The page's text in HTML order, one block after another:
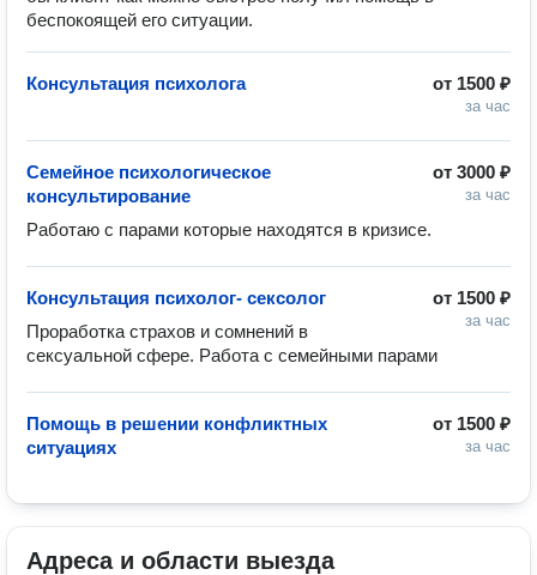
беспокоящей его ситуации.
от 1500 ₽
за час
Консультация психолога
от 3000 ₽
за час
Семейное психологическое
консультирование
Работаю с парами которые находятся в кризисе.
от 1500 ₽
за час
Консультация психолог- сексолог
Проработка страхов и сомнений в
сексуальной сфере. Работа с семейными парами
от 1500 ₽
за час
Помощь в решении конфликтных
ситуациях
Адреса и области выезда